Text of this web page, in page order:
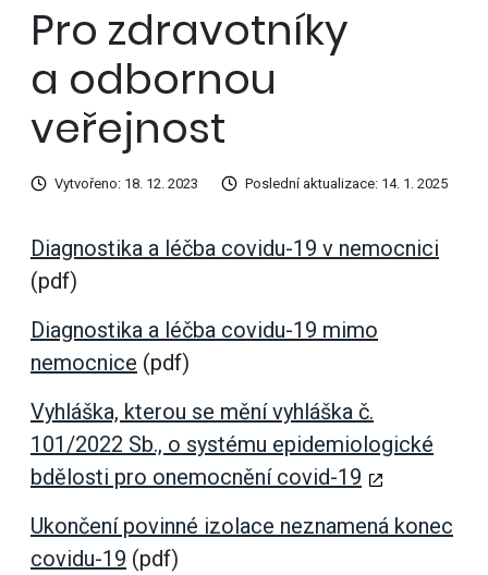
Pro zdravotníky
a odbornou
veřejnost
Vytvořeno: 18. 12. 2023 Poslední aktualizace: 14. 1. 2025
Diagnostika a léčba covidu-19 v nemocnici
(pdf)
Diagnostika a léčba covidu-19 mimo
nemocnice (pdf)
Vyhláška, kterou se mění vyhláška č.
101/2022 Sb., o systému epidemiologické
bdělosti pro onemocnění covid-19
Ukončení povinné izolace neznamená konec
covidu-19 (pdf)